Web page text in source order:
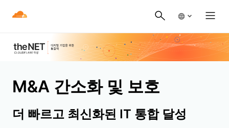
M&A 간소화 및 보호
더 빠르고 최신화된 IT 통합 달성